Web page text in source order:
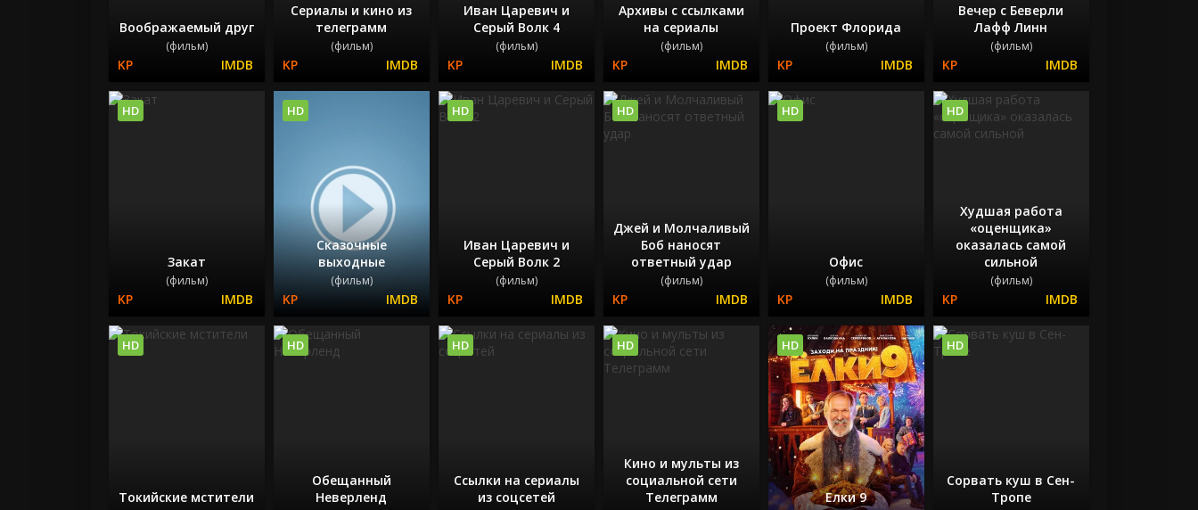
Воображаемый друг
(фильм)
Сериалы и кино из
телеграмм
(фильм)
Иван Царевич и
Серый Волк 4
(фильм)
Архивы с ссылками
на сериалы
(фильм)
Проект Флорида
(фильм)
Вечер с Беверли
Лафф Линн
(фильм)
Закат
(фильм)
HD
Сказочные
выходные
(фильм)
HD
Иван Царевич и
Серый Волк 2
(фильм)
HD
Джей и Молчаливый
Боб наносят
ответный удар
(фильм)
HD
Офис
(фильм)
HD
Худшая работа
«оценщика»
оказалась самой
сильной
(фильм)
HD
Токийские мстители
HD
Обещанный
Неверленд
HD
Ссылки на сериалы
из соцсетей
HD
Кино и мульты из
социальной сети
Телеграмм
HD
Елки 9
HD
Сорвать куш в Сен-
Тропе
HD